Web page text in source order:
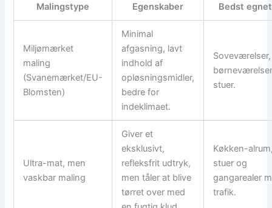
Malingstype Egenskaber Bedst
Miljømærket
maling
(Svanemærket/EU-
Blomsten)
Minimal
afgasning, lavt
indhold af
opløsningsmidler,
bedre for
indeklimaet.
Soveværelser,
stuer.
Ultra-mat, men
vaskbar maling
Giver et
eksklusivt,
refleksfrit udtryk,
men tåler at blive
tørret over med
Køkken-
stuer og
gangarealer
trafik.